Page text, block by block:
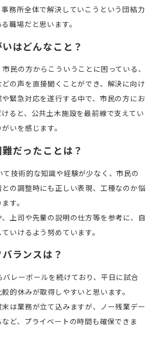
務所全体で解決していこうという団結力
職場だと思います。
はどんなこと？
民の方からこういうことに困っている、
の声を直接聞くことができ、解決に向け
緊急対応を遂行する中で、市民の方にお
ると、公共土木施設を最前線で支えてい
いを感じます。
だったことは？
て技術的な知識や経験が少なく、市民の
の調整時にも正しい表現、工種なのか悩
す。
上司や先輩の説明の仕方等を参考に、自
いけるよう努めています。
ランスは？
バレーボールを続けており、平日に試合
的休みが取得しやすいと思います。
は業務が立て込みますが、ノー残業デー
ど、プライベートの時間も確保できま